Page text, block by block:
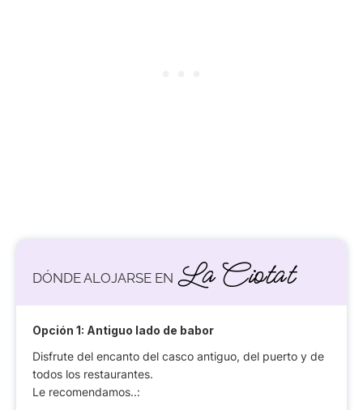
DÓNDE ALOJARSE EN La Ciotat
Opción 1: Antiguo lado de babor
Disfrute del encanto del casco antiguo, del puerto y de
todos los restaurantes.
Le recomendamos..: